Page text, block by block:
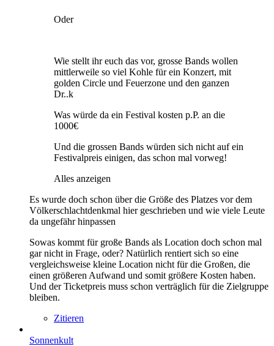
Oder
Wie stellt ihr euch das vor, grosse Bands wollen
mittlerweile so viel Kohle für ein Konzert, mit
golden Circle und Feuerzone und den ganzen
Dr..k
Was würde da ein Festival kosten p.P. an die
1000€
Und die grossen Bands würden sich nicht auf ein
Festivalpreis einigen, das schon mal vorweg!
Alles anzeigen
Es wurde doch schon über die Größe des Platzes vor dem
Völkerschlachtdenkmal hier geschrieben und wie viele Leute
da ungefähr hinpassen
Sowas kommt für große Bands als Location doch schon mal
gar nicht in Frage, oder? Natürlich rentiert sich so eine
vergleichsweise kleine Location nicht für die Großen, die
einen größeren Aufwand und somit größere Kosten haben.
Und der Ticketpreis muss schon verträglich für die Zielgruppe
bleiben.
Zitieren
Sonnenkult